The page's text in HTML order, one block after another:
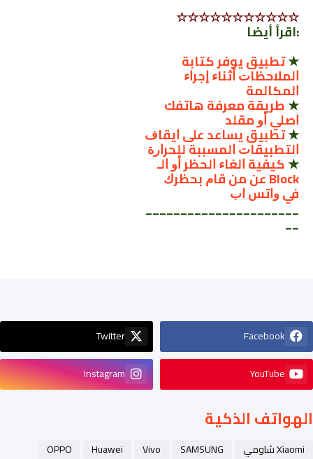
☆☆☆☆☆☆☆☆☆☆☆
:اقرأ أيضا
★ﺗﻄﺒﻴﻖ ﻳﻮﻓﺮ ﻛﺘﺎﺑﺔ
ﺍﻟﻤﻼﺣﻈﺎﺕ ﺃﺛﻨﺎﺀ ﺇﺟﺮﺍﺀ
ﺍﻟﻤﻜﺎﻟﻤﺔ
★ﻃﺮﻳﻘﺔ ﻣﻌﺮﻓﺔ ﻫﺎﺗﻔﻚ
ﺍﺻﻠﻲ ﺃﻭ ﻣﻘﻠﺪ
★ﺗﻄﺒﻴﻖ ﻳﺴﺎﻋﺪ ﻋﻠﻰ ﺍﻳﻘﺎﻑ
ﺍﻟﺘﻄﺒﻴﻘﺎﺕ ﺍﻟﻤﺴﺒﺒﺔ ﻟﻠﺤﺮﺍﺭﺓ
★ﻛﻴﻔﻴﺔ ﺍﻟﻐﺎﺀ ﺍﻟﺤﻈﺮ ﺃﻭ ﺍﻟـ
Block ﻋﻦ ﻣﻦ ﻗﺎﻡ ﺑﺤﻈﺮﻙ
ﻓﻲ ﻭﺍﺗﺲ ﺍﺏ
______________________
__
Facebook
Twitter
YouTube
Instagram
الهواتف الذكية
Xiaomi شاومي SAMSUNG
Vivo
Huawei
OPPO